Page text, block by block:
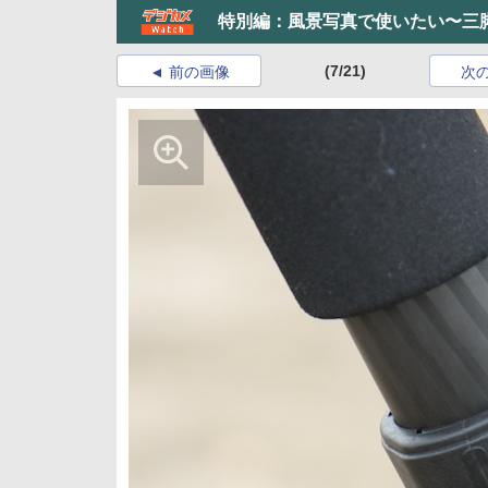
特別編：風景写真で使いたい〜三
前の画像 (7/21) 次